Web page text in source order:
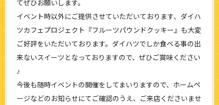
てぜひお願いします。
イベント時以外にご提供させていただいております、ダイハ
ツカフェプロジェクト『フルーツパウンドクッキー』も大変
ご好評をいただいております。ダイハツでしか食べる事の出
来ないスイーツとなっておりますので、ぜひご賞味ください
♪
今後も随時イベントの開催をしてまいりますので、ホームペ
ージなどのお知らせにてご確認のうえ、ご来店くださいませ